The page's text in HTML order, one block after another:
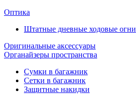
Оптика
Штатные дневные ходовые огни
Оригинальные аксессуары
Органайзеры пространства
Сумки в багажник
Сетки в багажник
Защитные накидки